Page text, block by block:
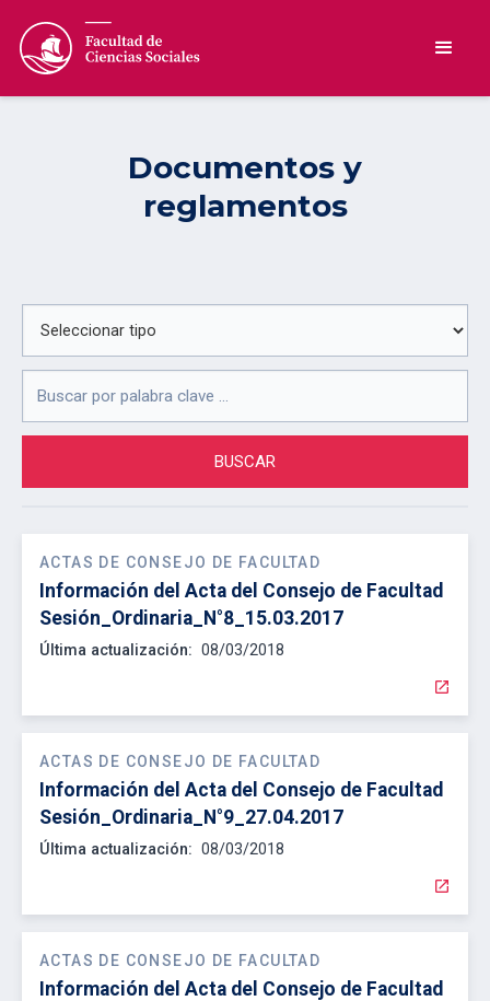
Documentos y
reglamentos
ACTAS DE CONSEJO DE FACULTAD
Información del Acta del Consejo de Facultad
Sesión_Ordinaria_N°8_15.03.2017
Última actualización: 08/03/2018
open_in_new
ACTAS DE CONSEJO DE FACULTAD
Información del Acta del Consejo de Facultad
Sesión_Ordinaria_N°9_27.04.2017
Última actualización: 08/03/2018
open_in_new
ACTAS DE CONSEJO DE FACULTAD
Información del Acta del Consejo de Facultad